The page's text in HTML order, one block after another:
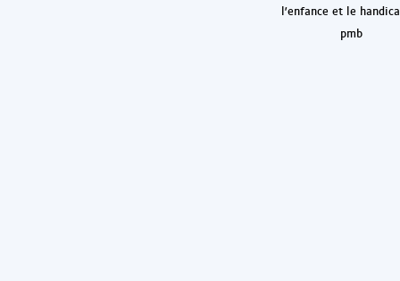
l'enfance et le
pmb